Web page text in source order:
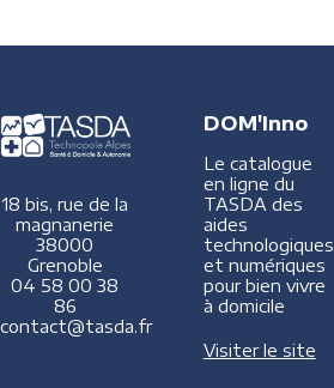
18 bis, rue de la
magnanerie
38000
Grenoble
04 58 00 38
86
contact@tasda.fr
DOM'Inno
Le catalogue
en ligne du
TASDA des
aides
technologiques
et numériques
pour bien vivre
à domicile
Visiter le site